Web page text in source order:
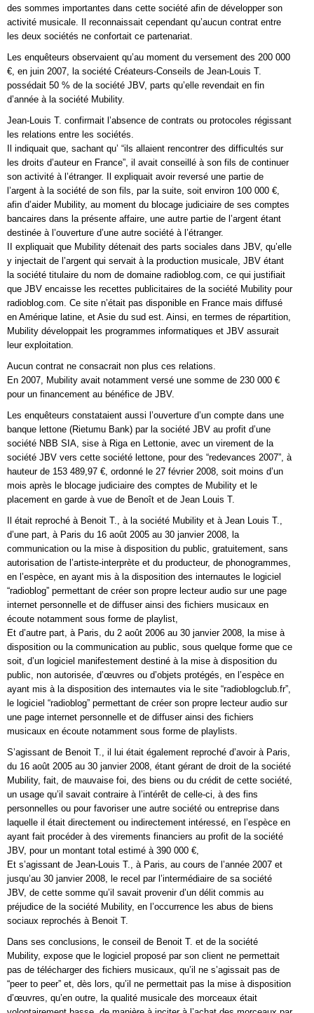
des sommes importantes dans cette société afin de développer son
activité musicale. Il reconnaissait cependant qu’aucun contrat entre
les deux sociétés ne confortait ce partenariat.
Les enquêteurs observaient qu’au moment du versement des 200 000
€, en juin 2007, la société Créateurs-Conseils de Jean-Louis T.
possédait 50 % de la société JBV, parts qu’elle revendait en fin
d’année à la société Mubility.
Jean-Louis T. confirmait l’absence de contrats ou protocoles régissant
les relations entre les sociétés.
Il indiquait que, sachant qu’ “ils allaient rencontrer des difficultés sur
les droits d’auteur en France”, il avait conseillé à son fils de continuer
son activité à l’étranger. Il expliquait avoir reversé une partie de
l’argent à la société de son fils, par la suite, soit environ 100 000 €,
afin d’aider Mubility, au moment du blocage judiciaire de ses comptes
bancaires dans la présente affaire, une autre partie de l’argent étant
destinée à l’ouverture d’une autre société à l’étranger.
II expliquait que Mubility détenait des parts sociales dans JBV, qu’elle
y injectait de l’argent qui servait à la production musicale, JBV étant
la société titulaire du nom de domaine radioblog.com, ce qui justifiait
que JBV encaisse les recettes publicitaires de la société Mubility pour
radioblog.com. Ce site n’était pas disponible en France mais diffusé
en Amérique latine, et Asie du sud est. Ainsi, en termes de répartition,
Mubility développait les programmes informatiques et JBV assurait
leur exploitation.
Aucun contrat ne consacrait non plus ces relations.
En 2007, Mubility avait notamment versé une somme de 230 000 €
pour un financement au bénéfice de JBV.
Les enquêteurs constataient aussi l’ouverture d’un compte dans une
banque lettone (Rietumu Bank) par la société JBV au profit d’une
société NBB SIA, sise à Riga en Lettonie, avec un virement de la
société JBV vers cette société lettone, pour des “redevances 2007”, à
hauteur de 153 489,97 €, ordonné le 27 février 2008, soit moins d’un
mois après le blocage judiciaire des comptes de Mubility et le
placement en garde à vue de Benoît et de Jean Louis T.
Il était reproché à Benoit T., à la société Mubility et à Jean Louis T.,
d’une part, à Paris du 16 août 2005 au 30 janvier 2008, la
communication ou la mise à disposition du public, gratuitement, sans
autorisation de l’artiste-interprète et du producteur, de phonogrammes,
en l’espèce, en ayant mis à la disposition des internautes le logiciel
“radioblog” permettant de créer son propre lecteur audio sur une page
internet personnelle et de diffuser ainsi des fichiers musicaux en
écoute notamment sous forme de playlist,
Et d’autre part, à Paris, du 2 août 2006 au 30 janvier 2008, la mise à
disposition ou la communication au public, sous quelque forme que ce
soit, d’un logiciel manifestement destiné à la mise à disposition du
public, non autorisée, d’œuvres ou d’objets protégés, en l’espèce en
ayant mis à la disposition des internautes via le site “radioblogclub.fr”,
le logiciel “radioblog” permettant de créer son propre lecteur audio sur
une page internet personnelle et de diffuser ainsi des fichiers
musicaux en écoute notamment sous forme de playlists.
S’agissant de Benoit T., il lui était également reproché d’avoir à Paris,
du 16 août 2005 au 30 janvier 2008, étant gérant de droit de la société
Mubility, fait, de mauvaise foi, des biens ou du crédit de cette société,
un usage qu’il savait contraire à l’intérêt de celle-ci, à des fins
personnelles ou pour favoriser une autre société ou entreprise dans
laquelle il était directement ou indirectement intéressé, en l’espèce en
ayant fait procéder à des virements financiers au profit de la société
JBV, pour un montant total estimé à 390 000 €,
Et s’agissant de Jean-Louis T., à Paris, au cours de l’année 2007 et
jusqu’au 30 janvier 2008, le recel par l’intermédiaire de sa société
JBV, de cette somme qu’il savait provenir d’un délit commis au
préjudice de la société Mubility, en l’occurrence les abus de biens
sociaux reprochés à Benoit T.
Dans ses conclusions, le conseil de Benoit T. et de la société
Mubility, expose que le logiciel proposé par son client ne permettait
pas de télécharger des fichiers musicaux, qu’il ne s’agissait pas de
“peer to peer” et, dès lors, qu’il ne permettait pas la mise à disposition
d’œuvres, qu’en outre, la qualité musicale des morceaux était